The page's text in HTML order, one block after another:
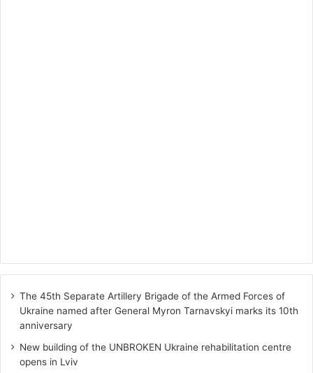
The 45th Separate Artillery Brigade of the Armed Forces of
Ukraine named after General Myron Tarnavskyi marks its 10th
anniversary
New building of the UNBROKEN Ukraine rehabilitation centre
opens in Lviv